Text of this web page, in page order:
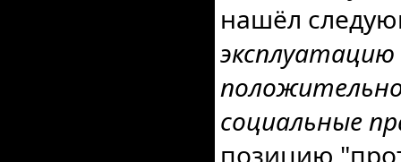
нашёл
эксплуатацию
социальные
позицию